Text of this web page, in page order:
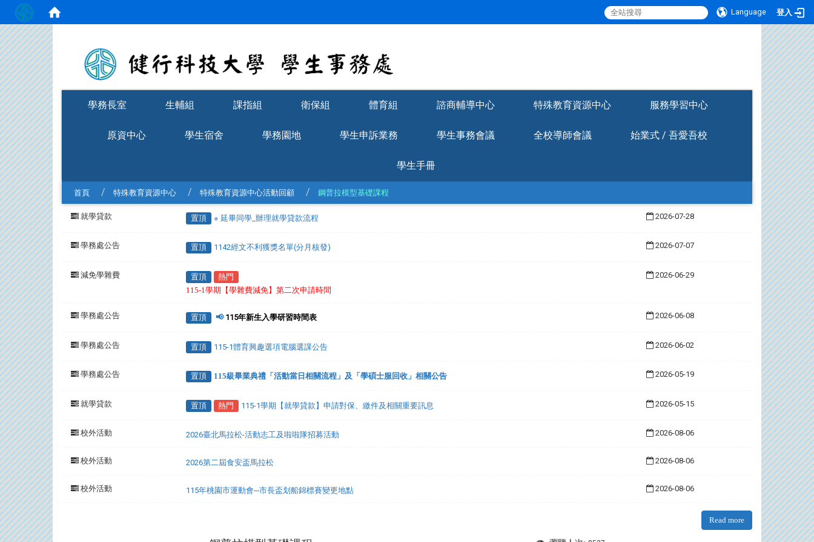
Language 登入
學務長室 生輔組 課指組 衛保組 體育組 諮商輔導中心 特殊教育資源中心 服務學習中心
原資中心 學生宿舍 學務園地 學生申訴業務 學生事務會議 全校導師會議 始業式 / 吾愛吾校
學生手冊
首頁 特殊教育資源中心 特殊教育資源中心活動回顧 鋼普拉模型基礎課程
就學貸款 置頂 ※ 延畢同學_辦理就學貸款流程 2026-07-28
學務處公告 置頂 1142經文不利獲獎名單(分月核發) 2026-07-07
減免學雜費 置頂
熱門
115-1學期【學雜費減免】第二次申請時間
2026-06-29
學務處公告 置頂 📢115年新生入學研習時間表 2026-06-08
學務處公告 置頂 115-1體育興趣選項電腦選課公告 2026-06-02
學務處公告 置頂 115級畢業典禮「活動當日相關流程」及「學碩士服回收」相關公告 2026-05-19
就學貸款 置頂 熱門 115-1學期【就學貸款】申請對保、繳件及相關重要訊息 2026-05-15
校外活動 2026臺北馬拉松-活動志工及啦啦隊招募活動 2026-08-06
校外活動 2026第二屆食安盃馬拉松 2026-08-06
校外活動 115年桃園市運動會─市長盃划船錦標賽變更地點 2026-08-06
Read more